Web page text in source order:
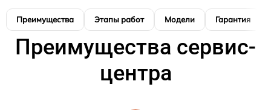
Преимущества Этапы работ Модели Гарантия
Преимущества сервис-
центра